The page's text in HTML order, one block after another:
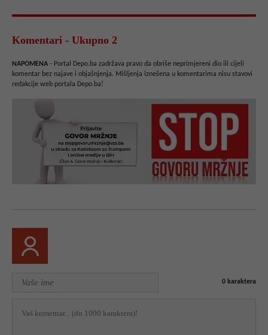
Komentari - Ukupno 2
NAPOMENA - Portal Depo.ba zadržava pravo da obriše neprimjereni dio ili cijeli
komentar bez najave i objašnjenja. Mišljenja iznešena u komentarima nisu stavovi
redakcije web portala Depo.ba!
0 karaktera